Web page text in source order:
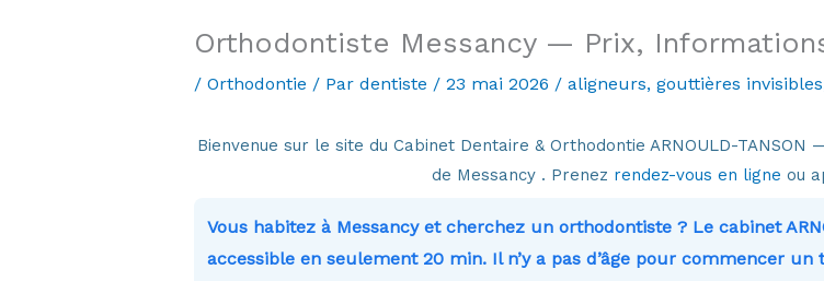
Orthodontiste Messancy — Prix,
/ Orthodontie / Par dentiste / 23 mai 2026 / aligneurs, gouttières invisibles
Bienvenue sur le site du Cabinet Dentaire & Orthodontie ARNOULD-
de Messancy . Prenez rendez-vous en ligne ou
Vous habitez à Messancy et cherchez un orthodontiste ? Le cabinet
accessible en seulement 20 min. Il n’y a pas d’âge pour commencer